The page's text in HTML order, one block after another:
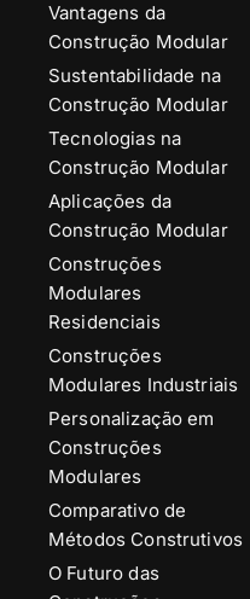
Vantagens da
Construção Modular
Sustentabilidade na
Construção Modular
Tecnologias na
Construção Modular
Aplicações da
Construção Modular
Construções
Modulares
Residenciais
Construções
Modulares Industriais
Personalização em
Construções
Modulares
Comparativo de
Métodos Construtivos
O Futuro das